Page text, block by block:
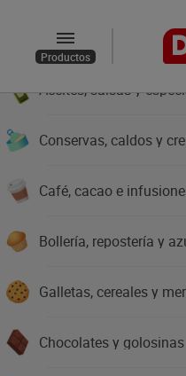
Productos
Arroz, pastas y
Aceites, salsas y
Conservas, caldos y
Café, cacao e
Bollería, repostería y
Galletas, cereales y
Chocolates y golosinas